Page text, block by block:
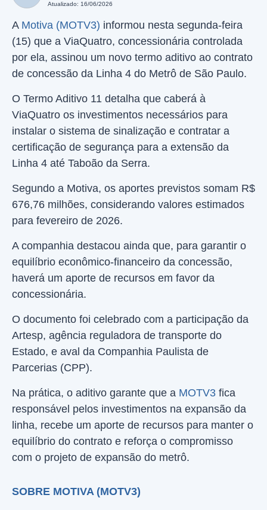
Atualizado: 16/06/2026
A Motiva (MOTV3) informou nesta segunda-feira
(15) que a ViaQuatro, concessionária controlada
por ela, assinou um novo termo aditivo ao contrato
de concessão da Linha 4 do Metrô de São Paulo.
O Termo Aditivo 11 detalha que caberá à
ViaQuatro os investimentos necessários para
instalar o sistema de sinalização e contratar a
certificação de segurança para a extensão da
Linha 4 até Taboão da Serra.
Segundo a Motiva, os aportes previstos somam R$
676,76 milhões, considerando valores estimados
para fevereiro de 2026.
A companhia destacou ainda que, para garantir o
equilíbrio econômico-financeiro da concessão,
haverá um aporte de recursos em favor da
concessionária.
O documento foi celebrado com a participação da
Artesp, agência reguladora de transporte do
Estado, e aval da Companhia Paulista de
Parcerias (CPP).
Na prática, o aditivo garante que a MOTV3 fica
responsável pelos investimentos na expansão da
linha, recebe um aporte de recursos para manter o
equilíbrio do contrato e reforça o compromisso
com o projeto de expansão do metrô.
SOBRE MOTIVA (MOTV3)